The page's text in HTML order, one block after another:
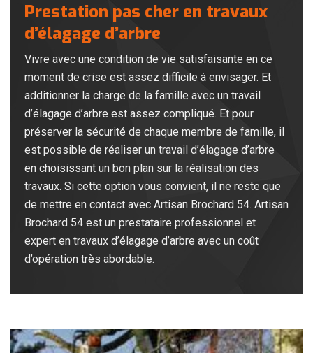
Prestation pas cher en travaux
d’élagage d’arbre
Vivre avec une condition de vie satisfaisante en ce
moment de crise est assez difficile à envisager. Et
additionner la charge de la famille avec un travail
d’élagage d’arbre est assez compliqué. Et pour
préserver la sécurité de chaque membre de famille, il
est possible de réaliser un travail d’élagage d’arbre
en choisissant un bon plan sur la réalisation des
travaux. Si cette option vous convient, il ne reste que
de mettre en contact avec Artisan Brochard 54. Artisan
Brochard 54 est un prestataire professionnel et
expert en travaux d’élagage d’arbre avec un coût
d’opération très abordable.